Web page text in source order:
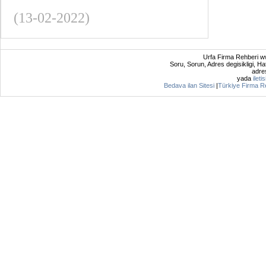
(13-02-2022)
Urfa Firma Rehberi
Soru, Sorun, Adres degisikligi,
yada
Bedava ilan Sitesi |Türkiye Firma